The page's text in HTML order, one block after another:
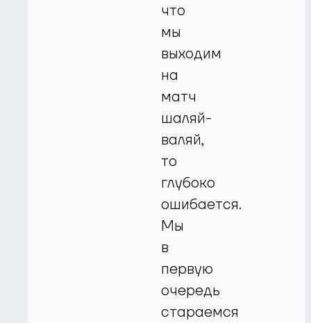
что
мы
выходим
на
матч
шаляй-
валяй,
то
глубоко
ошибается.
Мы
в
первую
очередь
стараемся